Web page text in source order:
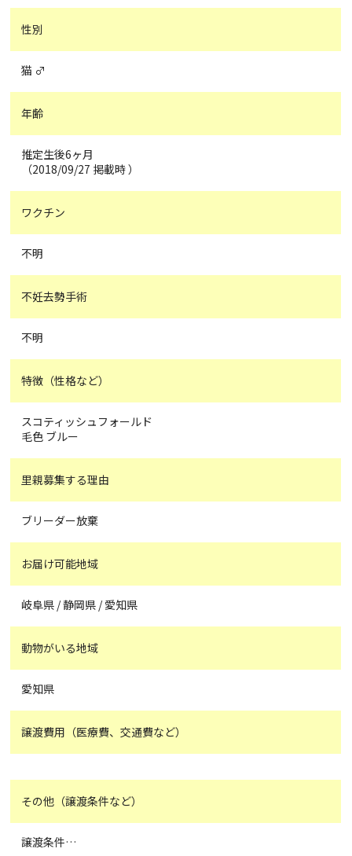
性別
猫 ♂
年齢
推定生後6ヶ月
（2018/09/27 掲載時 ）
ワクチン
不明
不妊去勢手術
不明
特徴（性格など）
スコティッシュフォールド
毛色 ブルー
里親募集する理由
ブリーダー放棄
お届け可能地域
岐阜県 / 静岡県 / 愛知県
動物がいる地域
愛知県
譲渡費用（医療費、交通費など）
その他（譲渡条件など）
譲渡条件…